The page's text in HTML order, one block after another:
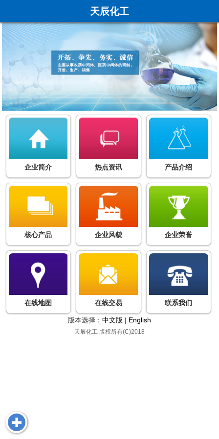
天辰化工
企业简介 热点资讯 产品介绍
核心产品 企业风貌 企业荣誉
在线地图 在线交易 联系我们
版本选择： 中文版 | English
天辰化工 版权所有(C)2018